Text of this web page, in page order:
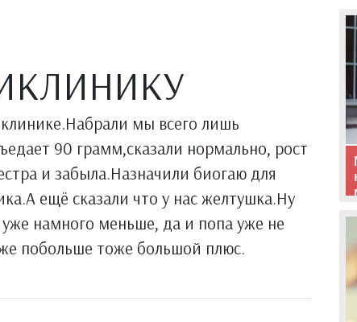
мы всего лишь
90 грамм,сказали нормально, рост
и забыла.Назначили биогаю для
ещё сказали что у нас желтушка.Ну
намного меньше, да и попа уже не
побольше тоже большой плюс.